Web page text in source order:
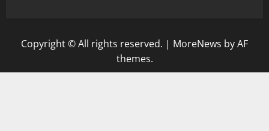
Copyright © All rights reserved. | MoreNews by AF
themes.